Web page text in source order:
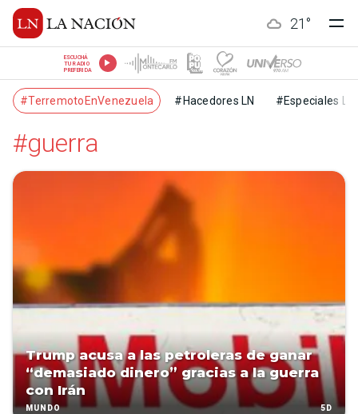
21 °
ESCUCHÁ
TU RADIO
PREFERIDA
#TerremotoEnVenezuela #Hacedores LN #Especiales LN
#guerra
Trump acusa a las petroleras de ganar
“demasiado dinero” gracias a la guerra
con Irán
MUNDO 5D